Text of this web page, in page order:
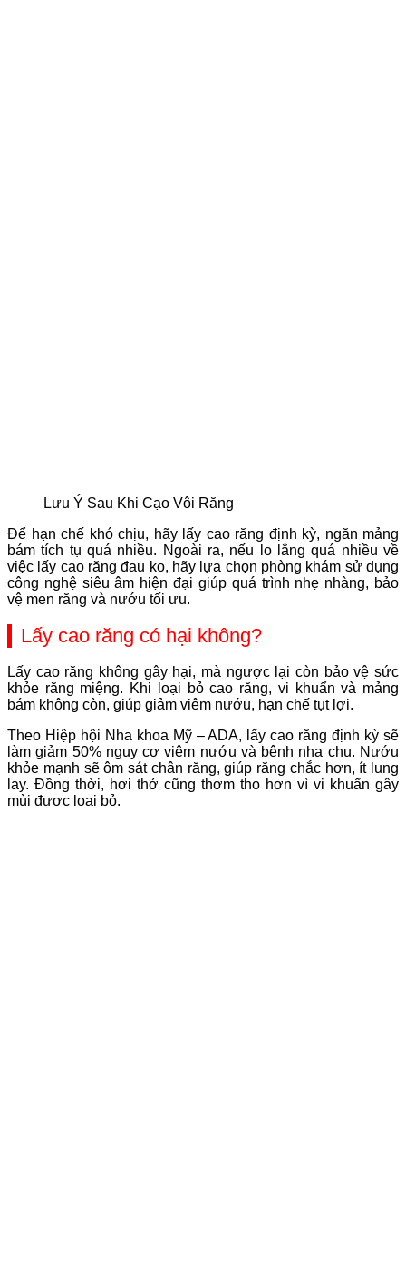
Lưu Ý Sau Khi Cạo Vôi Răng
Để hạn chế khó chịu, hãy lấy cao răng định kỳ, ngăn mảng
bám tích tụ quá nhiều. Ngoài ra, nếu lo lắng quá nhiều về
việc lấy cao răng đau ko, hãy lựa chọn phòng khám sử dụng
công nghệ siêu âm hiện đại giúp quá trình nhẹ nhàng, bảo
vệ men răng và nướu tối ưu.
Lấy cao răng có hại không?
Lấy cao răng không gây hại, mà ngược lại còn bảo vệ sức
khỏe răng miệng. Khi loại bỏ cao răng, vi khuẩn và mảng
bám không còn, giúp giảm viêm nướu, hạn chế tụt lợi.
Theo Hiệp hội Nha khoa Mỹ – ADA, lấy cao răng định kỳ sẽ
làm giảm 50% nguy cơ viêm nướu và bệnh nha chu. Nướu
khỏe mạnh sẽ ôm sát chân răng, giúp răng chắc hơn, ít lung
lay. Đồng thời, hơi thở cũng thơm tho hơn vì vi khuẩn gây
mùi được loại bỏ.